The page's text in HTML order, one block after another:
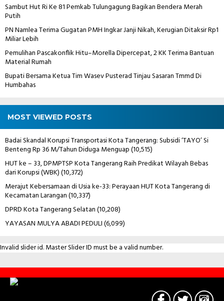
Sambut Hut Ri Ke 81 Pemkab Tulungagung Bagikan Bendera Merah
Putih
PN Namlea Terima Gugatan PMH Ingkar Janji Nikah, Kerugian Ditaksir Rp1
Miliar Lebih
Pemulihan Pascakonflik Hitu–Morella Dipercepat, 2 KK Terima Bantuan
Material Rumah
Bupati Bersama Ketua Tim Wasev Pusterad Tinjau Sasaran Tmmd Di
Humbahas
MOST VIEWED POSTS
Badai Skandal Korupsi Transportasi Kota Tangerang: Subsidi ‘TAYO’ Si
Benteng Rp 36 M/Tahun Diduga Menguap(10,515)
HUT ke – 33, DPMPTSP Kota Tangerang Raih Predikat Wilayah Bebas
dari Korupsi (WBK)(10,372)
Merajut Kebersamaan di Usia ke-33: Perayaan HUT Kota Tangerang di
Kecamatan Larangan(10,337)
DPRD Kota Tangerang Selatan(10,208)
YAYASAN MULYA ABADI PEDULI(6,099)
Invalid slider id. Master Slider ID must be a valid number.
Contact
Us